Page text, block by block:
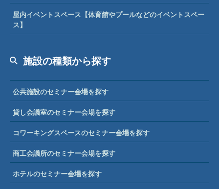
屋内イベントスペース【体育館やプールなどのイベントスペー
ス】
施設の種類から探す
公共施設のセミナー会場を探す
貸し会議室のセミナー会場を探す
コワーキングスペースのセミナー会場を探す
商工会議所のセミナー会場を探す
ホテルのセミナー会場を探す